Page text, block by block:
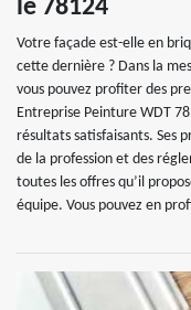
le 78124
Votre façade est-elle en
cette dernière ? Dans la
vous pouvez profiter des
Entreprise Peinture WDT
résultats satisfaisants. Ses
de la profession et des
toutes les offres qu’il
équipe. Vous pouvez en